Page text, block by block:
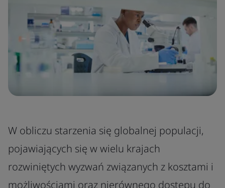
W obliczu starzenia się globalnej populacji,
pojawiających się w wielu krajach
rozwiniętych wyzwań związanych z kosztami i
możliwościami oraz nierównego dostępu do